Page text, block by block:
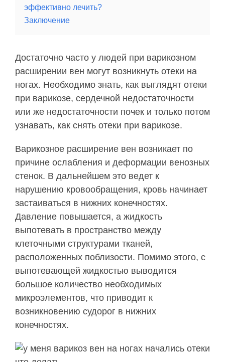
эффективно лечить?
Заключение
Достаточно часто у людей при варикозном
расширении вен могут возникнуть отеки на
ногах. Необходимо знать, как выглядят отеки
при варикозе, сердечной недостаточности
или же недостаточности почек и только потом
узнавать, как снять отеки при варикозе.
Варикозное расширение вен возникает по
причине ослабления и деформации венозных
стенок. В дальнейшем это ведет к
нарушению кровообращения, кровь начинает
застаиваться в нижних конечностях.
Давление повышается, а жидкость
выпотевать в пространство между
клеточными структурами тканей,
расположенных поблизости. Помимо этого, с
выпотевающей жидкостью выводится
большое количество необходимых
микроэлементов, что приводит к
возникновению судорог в нижних
конечностях.